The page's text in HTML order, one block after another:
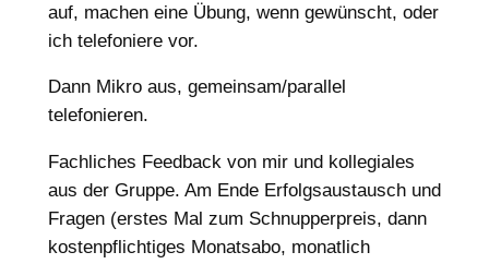
auf, machen eine Übung, wenn gewünscht, oder
ich telefoniere vor.
Dann Mikro aus, gemeinsam/parallel
telefonieren.
Fachliches Feedback von mir und kollegiales
aus der Gruppe. Am Ende Erfolgsaustausch und
Fragen (erstes Mal zum Schnupperpreis, dann
kostenpflichtiges Monatsabo, monatlich